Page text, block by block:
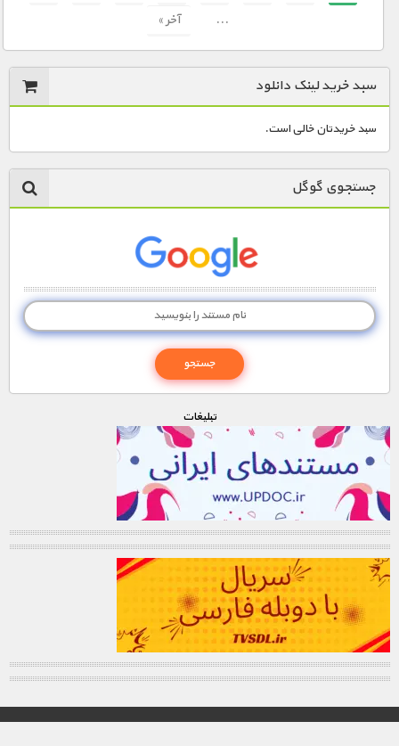
...
آخر »
سبد خرید لینک دانلود
سبد خریدتان خالی است.
جستجوی گوگل
تبليغات